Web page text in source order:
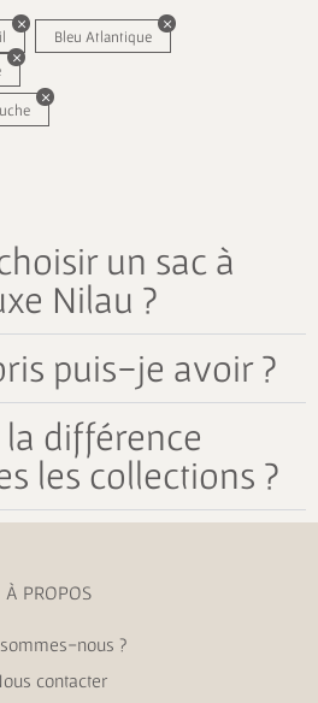
Bleu Atlantique
un sac à
Nilau ?
puis-je avoir ?
différence
les collections ?
À PROPOS
nous ?
contacter